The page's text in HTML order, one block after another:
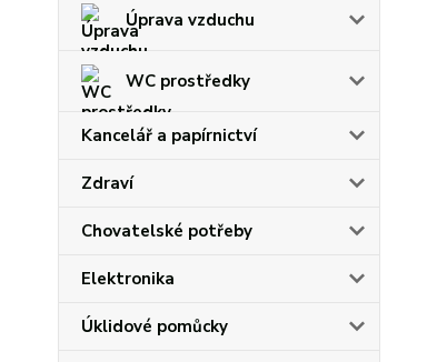
Úprava vzduchu
WC prostředky
Kancelář a papírnictví
Zdraví
Chovatelské potřeby
Elektronika
Úklidové pomůcky